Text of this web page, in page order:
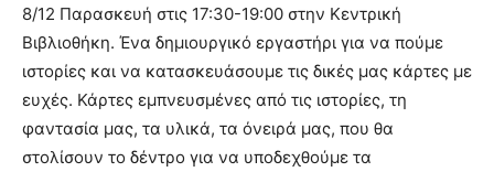
8/12 Παρασκευή στις 17:30-19:00 στην Κεντρική
Βιβλιοθήκη. Ένα δημιουργικό εργαστήρι για να πούμε
ιστορίες και να κατασκευάσουμε τις δικές μας κάρτες με
ευχές. Κάρτες εμπνευσμένες από τις ιστορίες, τη
φαντασία μας, τα υλικά, τα όνειρά μας, που θα
στολίσουν το δέντρο για να υποδεχθούμε τα